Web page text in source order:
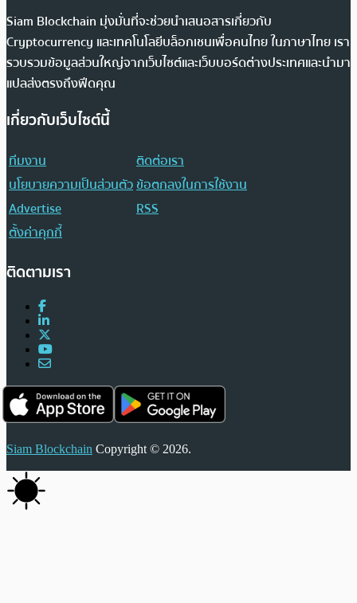
Siam Blockchain มุ่งมั่นที่จะช่วยนำเสนอสารเกี่ยวกับ
Cryptocurrency และเทคโนโลยีบล็อกเชนเพื่อคนไทย ในภาษาไทย เรา
รวบรวมข้อมูลส่วนใหญ่จากเว็บไซต์และเว็บบอร์ดต่างประเทศและนำมา
แปลส่งตรงถึงฟีดคุณ
เกี่ยวกับเว็บไซต์นี้
ทีมงาน
ติดต่อเรา
นโยบายความเป็นส่วนตัวข้อตกลงในการใช้งาน
Advertise
RSS
ตั้งค่าคุกกี้
ติดตามเรา
Siam Blockchain Copyright © 2026.